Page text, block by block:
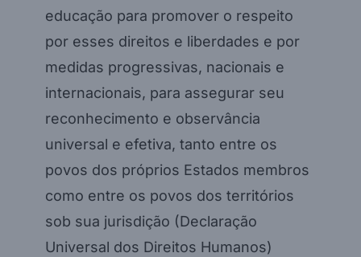
educação para promover o respeito
por esses direitos e liberdades e por
medidas progressivas, nacionais e
internacionais, para assegurar seu
reconhecimento e observância
universal e efetiva, tanto entre os
povos dos próprios Estados membros
como entre os povos dos territórios
sob sua jurisdição (Declaração
Universal dos Direitos Humanos)